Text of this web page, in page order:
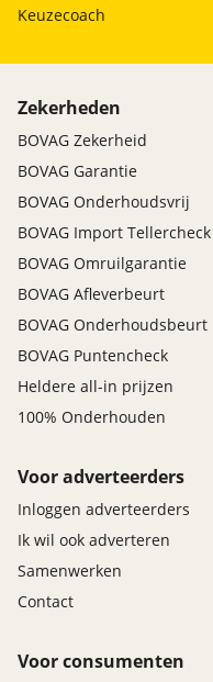
Keuzecoach
Zekerheden
BOVAG Zekerheid
BOVAG Garantie
BOVAG Onderhoudsvrij
BOVAG Import Tellercheck
BOVAG Omruilgarantie
BOVAG Afleverbeurt
BOVAG Onderhoudsbeurt
BOVAG Puntencheck
Heldere all-in prijzen
100% Onderhouden
Voor adverteerders
Inloggen adverteerders
Ik wil ook adverteren
Samenwerken
Contact
Voor consumenten